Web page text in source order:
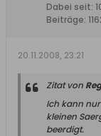
Dabei seit:
Beiträge:
20.11.2008, 23:21
Zitat von
Ich kann
kleinen
beerdigt.